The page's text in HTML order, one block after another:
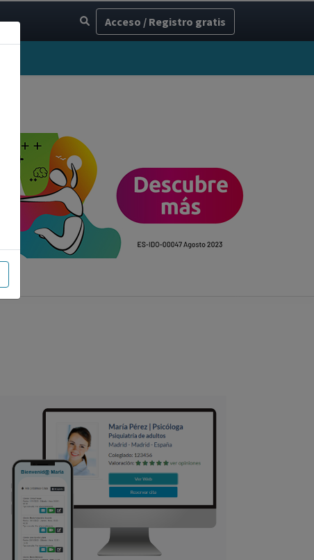
Acceso / Registro gratis